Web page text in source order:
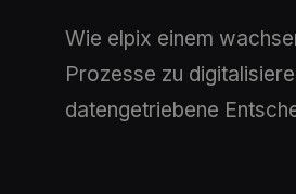
Wie elpix einem
Prozesse zu
datengetriebene